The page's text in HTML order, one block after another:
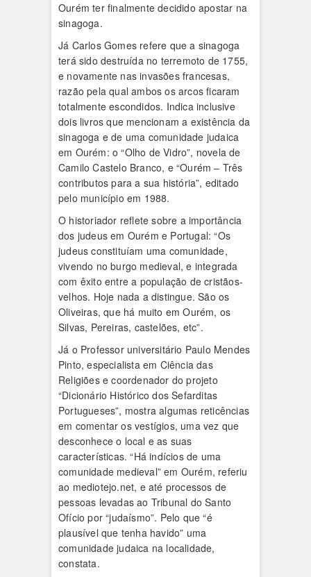
Ourém ter finalmente decidido apostar na
sinagoga.
Já Carlos Gomes refere que a sinagoga
terá sido destruída no terremoto de 1755,
e novamente nas invasões francesas,
razão pela qual ambos os arcos ficaram
totalmente escondidos. Indica inclusive
dois livros que mencionam a existência da
sinagoga e de uma comunidade judaica
em Ourém: o “Olho de Vidro”, novela de
Camilo Castelo Branco, e “Ourém – Três
contributos para a sua história”, editado
pelo município em 1988.
O historiador reflete sobre a importância
dos judeus em Ourém e Portugal: “Os
judeus constituíam uma comunidade,
vivendo no burgo medieval, e integrada
com êxito entre a população de cristãos-
velhos. Hoje nada a distingue. São os
Oliveiras, que há muito em Ourém, os
Silvas, Pereiras, castelões, etc”.
Já o Professor universitário Paulo Mendes
Pinto, especialista em Ciência das
Religiões e coordenador do projeto
“Dicionário Histórico dos Sefarditas
Portugueses”, mostra algumas reticências
em comentar os vestígios, uma vez que
desconhece o local e as suas
características. “Há indícios de uma
comunidade medieval” em Ourém, referiu
ao mediotejo.net, e até processos de
pessoas levadas ao Tribunal do Santo
Ofício por “judaísmo”. Pelo que “é
plausível que tenha havido” uma
comunidade judaica na localidade,
constata.